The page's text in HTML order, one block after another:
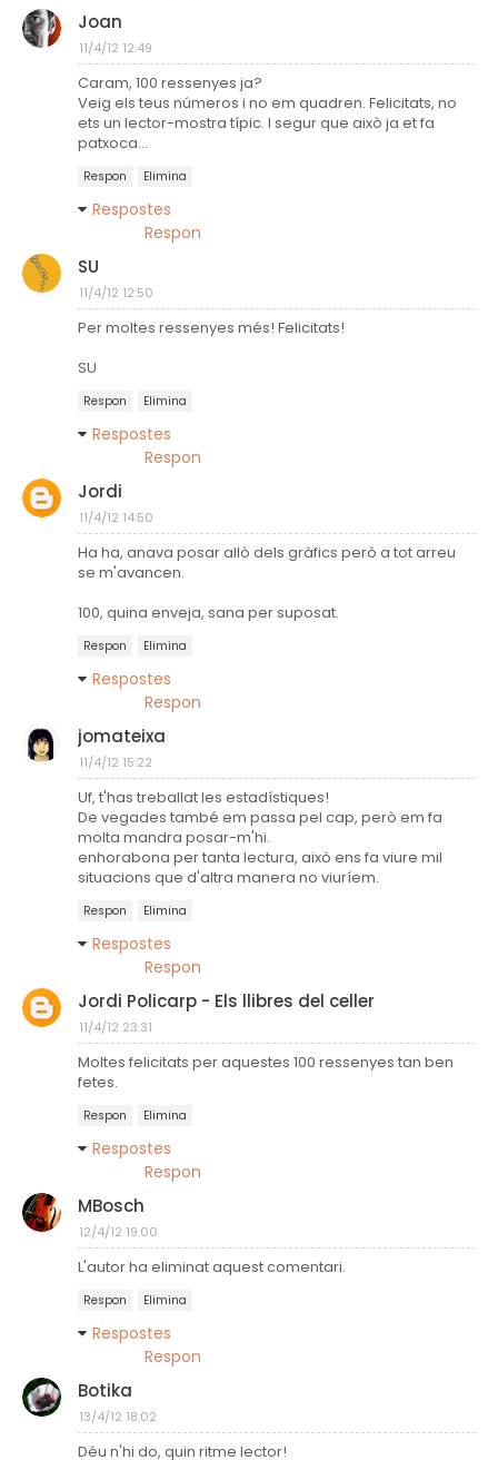
Joan
11/4/12 12:49
Caram, 100 ressenyes ja?
Veig els teus números i no em quadren. Felicitats, no
ets un lector-mostra típic. I segur que això ja et fa
patxoca...
Respon Elimina
Respostes
Respon
SU
11/4/12 12:50
Per moltes ressenyes més! Felicitats!
SU
Respon Elimina
Respostes
Respon
Jordi
11/4/12 14:50
Ha ha, anava posar allò dels gràfics però a tot arreu
se m'avancen.
100, quina enveja, sana per suposat.
Respon Elimina
Respostes
Respon
jomateixa
11/4/12 15:22
Uf, t'has treballat les estadístiques!
De vegades també em passa pel cap, però em fa
molta mandra posar-m'hi.
enhorabona per tanta lectura, això ens fa viure mil
situacions que d'altra manera no viuríem.
Respon Elimina
Respostes
Respon
Jordi Policarp - Els llibres del celler
11/4/12 23:31
Moltes felicitats per aquestes 100 ressenyes tan ben
fetes.
Respon Elimina
Respostes
Respon
MBosch
12/4/12 19:00
L'autor ha eliminat aquest comentari.
Respon Elimina
Respostes
Respon
Botika
13/4/12 18:02
Déu n'hi do, quin ritme lector!